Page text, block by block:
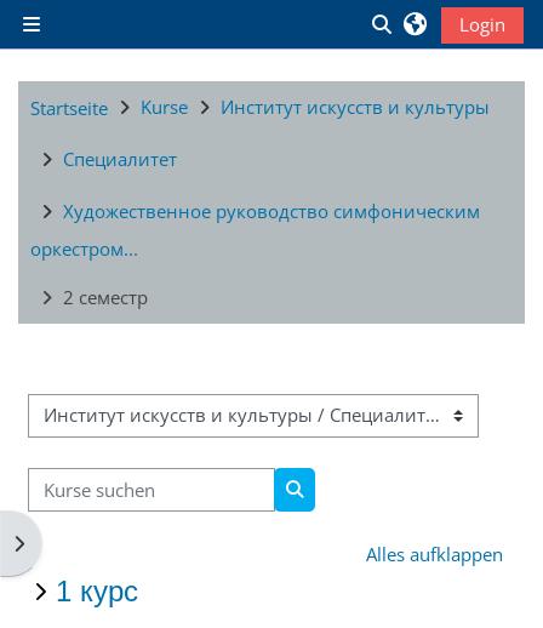
Zum Hauptinhalt
Website-Übersicht
Sucheingabe
Login
Blockleiste öffnen
Startseite Kurse Институт искусств и культуры
Специалитет
Художественное руководство симфоническим
оркестром...
2 семестр
Kursbereiche
Kurse suchen
Kurse suchen
Alles aufklappen
1 курс